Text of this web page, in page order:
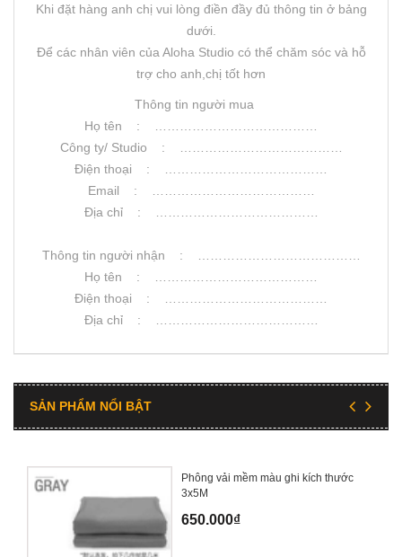
Khi đặt hàng anh chị vui lòng điền đầy đủ thông tin ở bảng
dưới.
Để các nhân viên của Aloha Studio có thể chăm sóc và hỗ
trợ cho anh,chị tốt hơn
Thông tin người mua
Họ tên : …………………………………
Công ty/ Studio : …………………………………
Điện thoại : …………………………………
Email : …………………………………
Địa chỉ : …………………………………
Thông tin người nhận : …………………………………
Họ tên : …………………………………
Điện thoại : …………………………………
Địa chỉ : …………………………………
SẢN PHẨM NỔI BẬT
Phông vải mềm màu ghi kích thước
3x5M
650.000₫